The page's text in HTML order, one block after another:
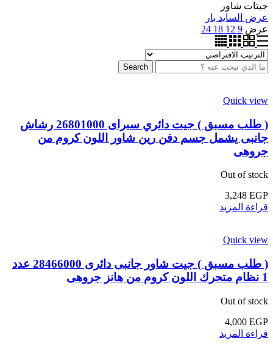
جيتات شاور
عرض السايد بار
عرض 9
12
18
24
Search
Quick view
( طلب مسبق ) جيت دائري سبراى 26801000 رشاش
جانبى يشمل جسم دفن رين شاور اللون كروم من
جروهى
Out of stock
3,248 EGP
قراءة المزيد
Quick view
( طلب مسبق ) جيت شاور جانبى دائرى 28466000 عدد
1 نظام متحرك اللون كروم من هانز جروهى
Out of stock
4,000 EGP
قراءة المزيد